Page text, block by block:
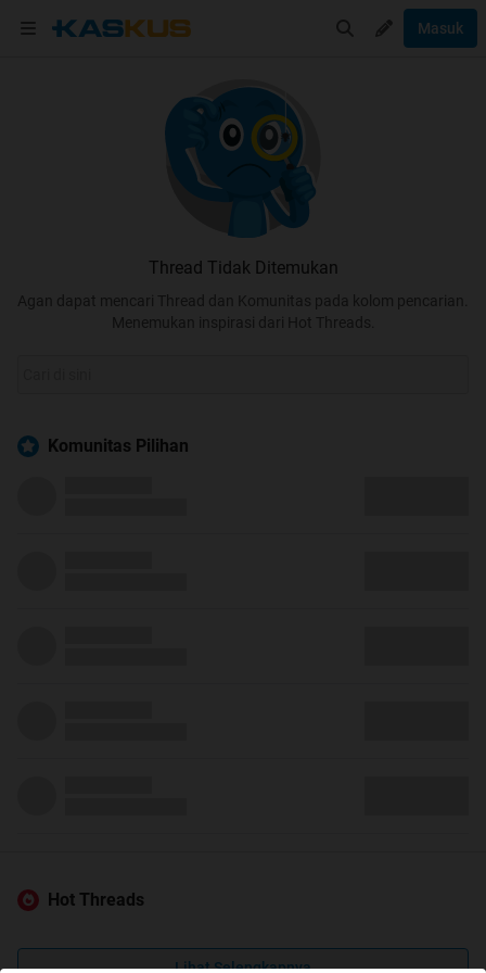
Masuk
Thread Tidak Ditemukan
Agan dapat mencari Thread dan Komunitas pada kolom pencarian.
Menemukan inspirasi dari Hot Threads.
Komunitas Pilihan
Hot Threads
Lihat Selengkapnya